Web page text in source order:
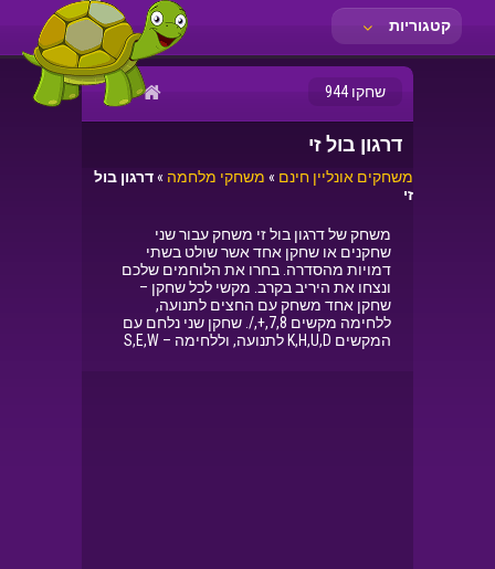
קטגוריות
שחקו 944
דרגון בול זי
משחקים אונליין חינם » משחקי מלחמה »דרגון בול
זי
משחק של דרגון בול זי משחק עבור שני
שחקנים או שחקן אחד אשר שולט בשתי
דמויות מהסדרה. בחרו את הלוחמים שלכם
ונצחו את היריב בקרב. מקשי לכל שחקן –
שחקן אחד משחק עם החצים לתנועה,
ללחימה מקשים 7,8,+,/. שחקן שני נלחם עם
המקשים K,H,U,D לתנועה, וללחימה – S,E,W